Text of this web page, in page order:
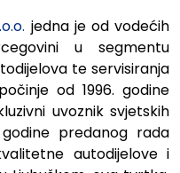
sjedna je od vodećih
u segmentu
te servisiranja
od 1996. godine
uvoznik svjetskih
predanog rada
autodijelove i